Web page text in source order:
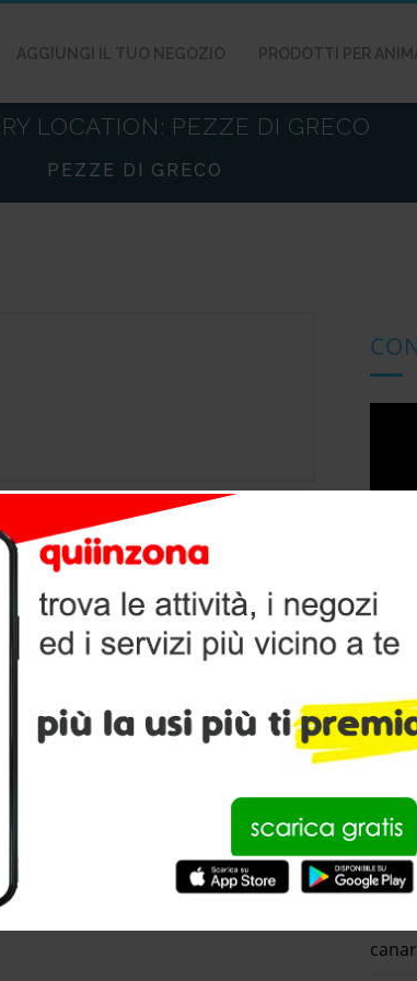
AGGIUNGI IL TUO NEGOZIO PRODOTTI PER
LOCATION: PEZZE DI GRECO
PEZZE DI GRECO
asino